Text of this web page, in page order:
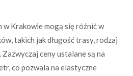
Krakowie mogą się różnić w
takich jak długość trasy, rodzaj
ceny ustalane są na
co pozwala na elastyczne